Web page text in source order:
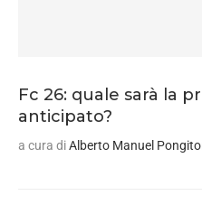
Fc 26: quale sarà la
anticipato?
a cura diAlberto Manuel